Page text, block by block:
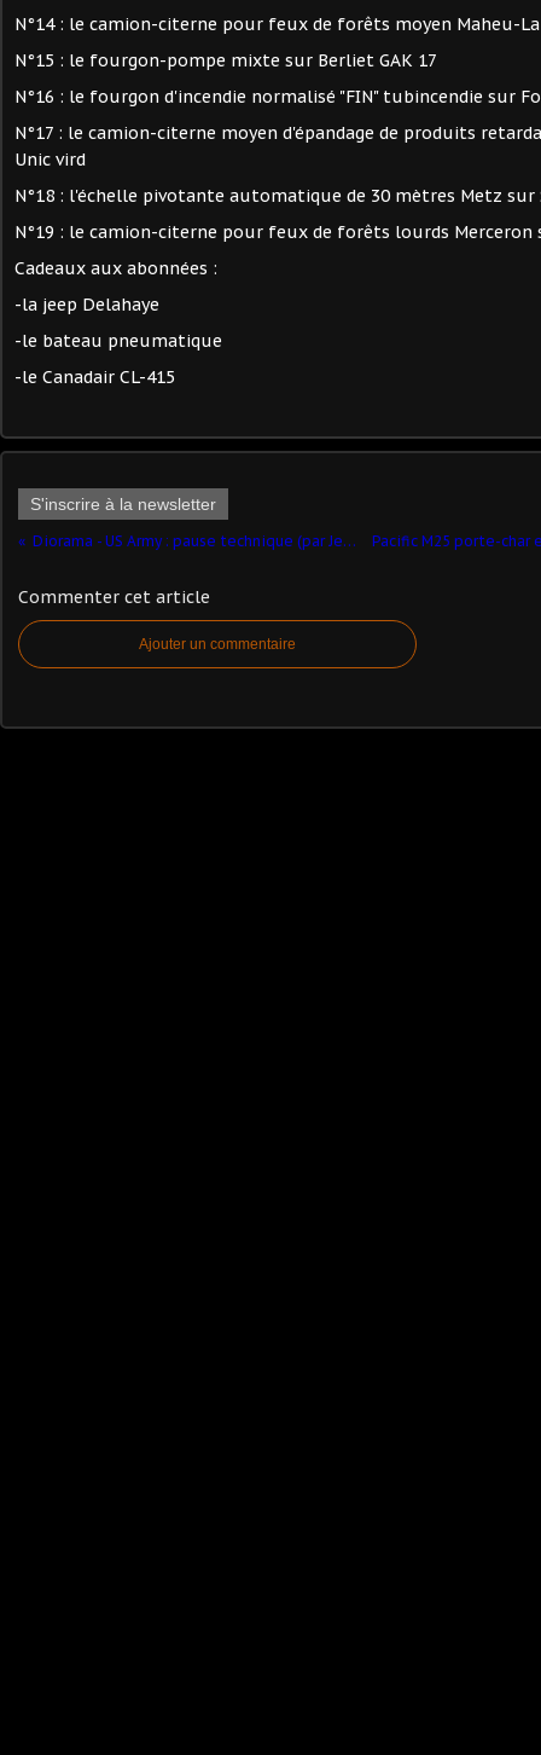
N°14 : le camion-citerne pour feux de forêts moyen Maheu-
N°15 : le fourgon-pompe mixte sur Berliet GAK 17
N°16 : le fourgon d'incendie normalisé "FIN" tubincendie sur
N°17 : le camion-citerne moyen d'épandage de produits
Unic vird
N°18 : l'échelle pivotante automatique de 30 mètres Metz sur
N°19 : le camion-citerne pour feux de forêts lourds Merceron
Cadeaux aux abonnées :
-la jeep Delahaye
-le bateau pneumatique
-le Canadair CL-415
S'inscrire à la newsletter
Diorama - US Army : pause technique (par Jean-François)
Commenter cet article
Ajouter un commentaire